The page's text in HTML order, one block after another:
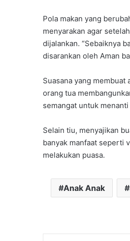
Pola makan yang
menyarakan agar
dijalankan. “Sebaiknya
disarankan oleh Aman
Suasana yang membuat
orang tua
semangat untuk
Selain tiu, menyajikan
banyak manfaat seperti
melakukan puasa.
Anak Anak